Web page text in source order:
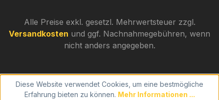
Alle Preise exkl. gesetzl. Mehrwertsteuer zzgl.
Versandkosten und ggf. Nachnahmegebühren, wenn
nicht anders angegeben.
Diese Website verwendet Cookies, um eine bestmögliche
Erfahrung bieten zu können. Mehr Informationen ...